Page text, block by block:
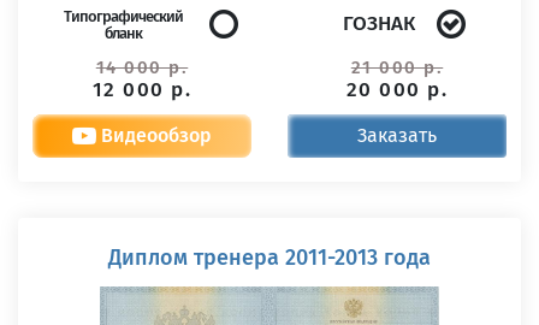
Типографический
бланк
14 000 р.
12 000 р.
ГОЗНАК
21 000 р.
20 000 р.
Видеообзор Заказать
Диплом тренера 2011-2013 года